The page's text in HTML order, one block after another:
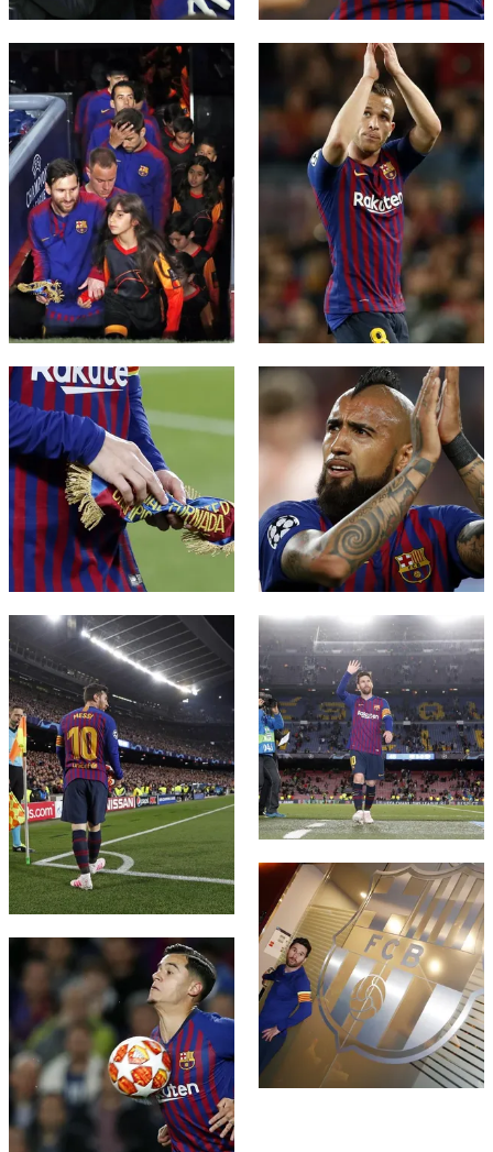
FC Barcelona club badge
FC Barcelona club badge
FC Barcelona club badge
FC Barcelona club badge
FC Barcelona club badge
FC Barcelona club badge
FC Barcelona club badge
FC Barcelona club badge